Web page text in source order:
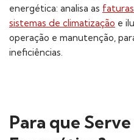
energética: analisa as
sistemas de climatização e
operação e manutenção,
ineficiências.
Para que